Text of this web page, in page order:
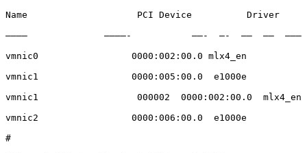
Name                    PCI Device
————              ————-           ——-  —-  —–  ——  —————–
vmnic0                 0000:002:00.0 mlx4_en
vmnic1                 0000:005:00.0  e1000e
vmnic1                  000002  0000:002:00.0
vmnic2                 0000:006:00.0  e1000e